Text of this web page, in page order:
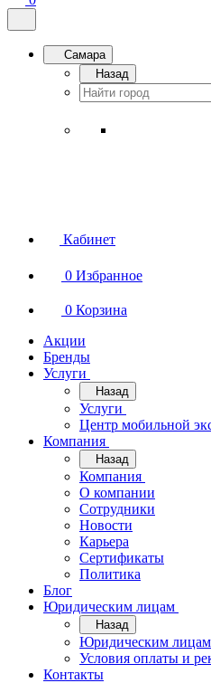
Самара
Назад
Кабинет
0 Избранное
0 Корзина
Акции
Бренды
Услуги
Назад
Услуги
Центр мобильной
Компания
Назад
Компания
О компании
Сотрудники
Новости
Карьера
Сертификаты
Политика
Блог
Юридическим лицам
Назад
Юридическим лицам
Условия оплаты и
Контакты